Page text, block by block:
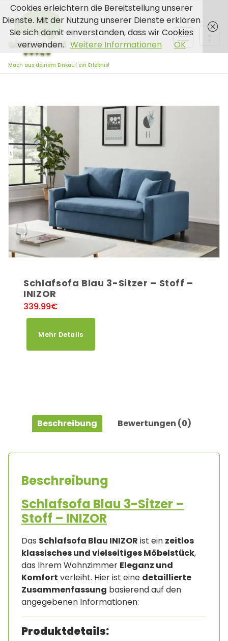
Zum
Inhalt
springen
Mach aus deinem Einkauf ein Erlebnis!
Schlafsofa Blau 3-Sitzer – Stoff –
INIZOR
339.99€
Mehr Details
Beschreibung Bewertungen (0)
Beschreibung
Schlafsofa Blau 3-Sitzer –
Stoff – INIZOR
Das Schlafsofa Blau INIZOR ist ein zeitlos
klassisches und vielseitiges Möbelstück,
das Ihrem Wohnzimmer Eleganz und
Komfort verleiht. Hier ist eine detaillierte
Zusammenfassung basierend auf den
angegebenen Informationen:
Produktdetails:
Cookies erleichtern die Bereitstellung unserer
Dienste. Mit der Nutzung unserer Dienste erklären
Sie sich damit einverstanden, dass wir Cookies
verwenden. Weitere Informationen OK